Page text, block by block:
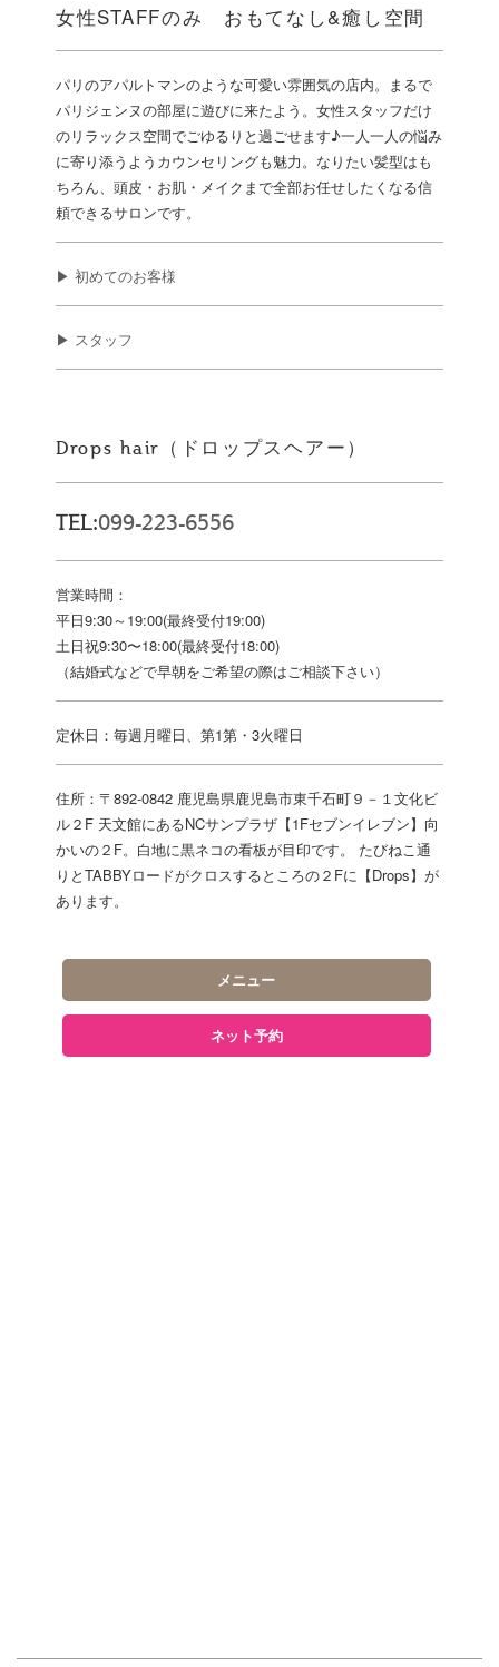
女性STAFFのみ おもてなし&癒し空間
パリのアパルトマンのような可愛い雰囲気の店内。まるで
パリジェンヌの部屋に遊びに来たよう。女性スタッフだけ
のリラックス空間でごゆるりと過ごせます♪一人一人の悩み
に寄り添うようカウンセリングも魅力。なりたい髪型はも
ちろん、頭皮・お肌・メイクまで全部お任せしたくなる信
頼できるサロンです。
▶ 初めてのお客様
▶ スタッフ
Drops hair（ドロップスヘアー）
TEL:099-223-6556
営業時間：
平日9:30～19:00(最終受付19:00)
土日祝9:30〜18:00(最終受付18:00)
（結婚式などで早朝をご希望の際はご相談下さい）
定休日：毎週月曜日、第1第・3火曜日
住所：〒892-0842 鹿児島県鹿児島市東千石町９－１文化ビ
ル２F 天文館にあるNCサンプラザ【1Fセブンイレブン】向
かいの２F。白地に黒ネコの看板が目印です。 たびねこ通
りとTABBYロードがクロスするところの２Fに【Drops】が
あります。
メニュー
ネット予約